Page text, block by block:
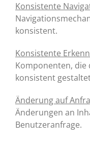
Konsistente
konsistent.
Konsistente
Komponenten, die
konsistent
Änderung auf
Änderungen an
Benutzeranfrage.